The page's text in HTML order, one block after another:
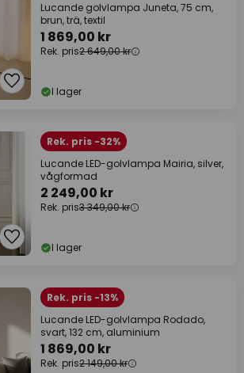
Lucande golvlampa Juneta, 75 cm,
brun, trä, textil
1 869,00 kr
Rek. pris2 649,00 kr
I lager
Rek. pris -32%
Lucande LED-golvlampa Mairia, silver,
vågformad
2 249,00 kr
Rek. pris3 349,00 kr
I lager
Rek. pris -13%
Lucande LED-golvlampa Rodado,
svart, 132 cm, aluminium
1 869,00 kr
Rek. pris2 149,00 kr